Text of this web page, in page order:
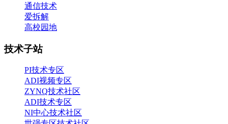
通信技术
爱拆解
高校园地
技术子站
PI技术专区
ADI视频专区
ZYNQ技术社区
ADI技术专区
NI中心技术社区